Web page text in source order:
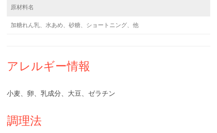
原材料名
加糖れん乳、水あめ、砂糖、ショートニング、他
アレルギー情報
小麦、卵、乳成分、大豆、ゼラチン
調理法